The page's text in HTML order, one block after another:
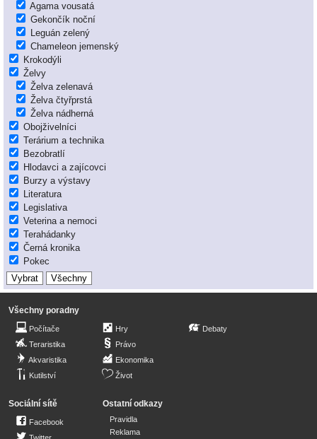
Agama vousatá
Gekončík noční
Leguán zelený
Chameleon jemenský
Krokodýli
Želvy
Želva zelenavá
Želva čtyřprstá
Želva nádherná
Obojživelníci
Terárium a technika
Bezobratlí
Hlodavci a zajícovci
Burzy a výstavy
Literatura
Legislativa
Veterina a nemoci
Terahádanky
Černá kronika
Pokec
Všechny poradny
Počítače
Teraristika
Akvaristika
Kutilství
Hry
Právo
Ekonomika
Život
Debaty
Sociální sítě
Facebook
Ostatní odkazy
Pravidla
Reklama